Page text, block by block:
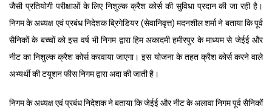
जैसी प्रतियोगी परीक्षाओं के लिए निशुल्क क्रैश कोर्स की सुविधा प्रदान की जा रही है।
निगम के अध्यक्ष एवं प्रबंध निदेशक ब्रिगेडियर (सेवानिवृत्त) मदनशील शर्मा ने बताया कि पूर्व
सैनिकों के बच्चों को इस वर्ष भी निगम द्वारा हिम अकादमी हमीरपुर के माध्यम से जेईई और
नीट का निशुल्क क्रैश कोर्स करवाया जाएगा। इस योजना के तहत क्रैश कोर्स करने वाले
अभ्यर्थी की टयूशन फीस निगम द्वारा अदा की जाती है।
निगम के अध्यक्ष एवं प्रबंध निदेशक ने बताया कि जेईई और नीट के अलावा निगम पूर्व सैनिकों